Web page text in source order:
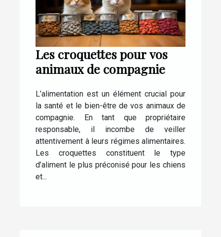
Les croquettes pour vos
animaux de compagnie
L’alimentation est un élément crucial pour
la santé et le bien-être de vos animaux de
compagnie. En tant que propriétaire
responsable, il incombe de veiller
attentivement à leurs régimes alimentaires.
Les croquettes constituent le type
d’aliment le plus préconisé pour les chiens
et...